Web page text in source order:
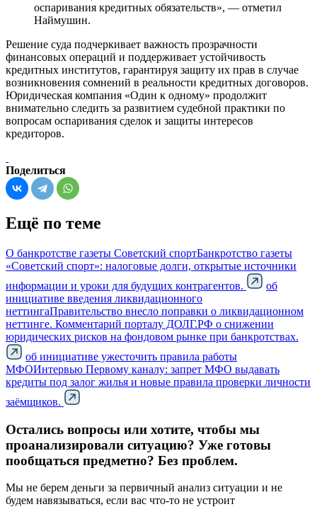
оспаривания кредитных обязательств», — отметил
Наймушин.
Решение суда подчеркивает важность прозрачности
финансовых операций и поддерживает устойчивость
кредитных институтов, гарантируя защиту их прав в случае
возникновения сомнений в реальности кредитных договоров.
Юридическая компания «Один к одному» продолжит
внимательно следить за развитием судебной практики по
вопросам оспаривания сделок и защиты интересов
кредиторов.
Поделиться
Ещё по теме
О банкротстве газеты Советский спортБанкротство газеты
«Советский спорт»: налоговые долги, открытые источники
информации и уроки для будущих контрагентов.
об
инициативе введения ликвидационного
неттингаПравительство внесло поправки о ликвидационном
неттинге. Комментарий порталу ДОЛГ.РФ о снижении
юридических рисков на фондовом рынке при банкротствах.
об инициативе ужесточить правила работы
МФОИнтервью Первому каналу: запрет МФО выдавать
кредиты под залог жилья и новые правила проверки личности
заёмщиков.
Остались вопросы или хотите, чтобы мы
проанализировали ситуацию? Уже готовы
пообщаться предметно? Без проблем.
Мы не берем деньги за первичный анализ ситуации и не
будем навязываться, если вас что-то не устроит